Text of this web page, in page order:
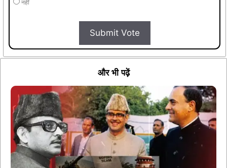
नहीं
Submit Vote
और भी पढ़ें